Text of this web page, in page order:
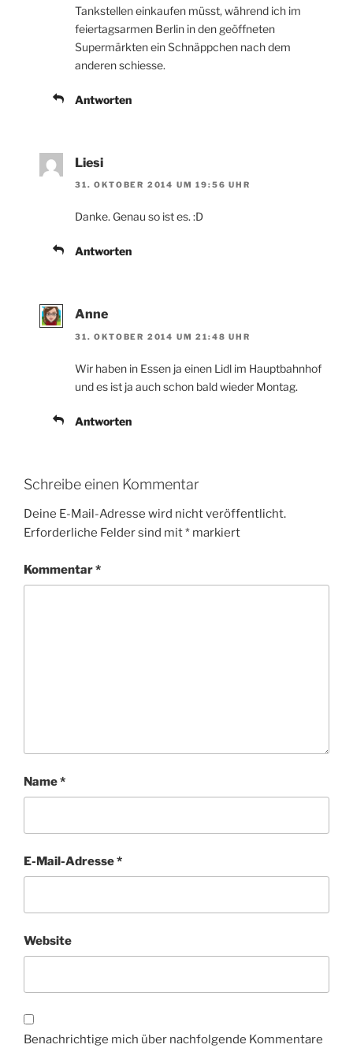
Tankstellen einkaufen müsst, während ich im
feiertagsarmen Berlin in den geöffneten
Supermärkten ein Schnäppchen nach dem
anderen schiesse.
Antworten
Liesi
31. OKTOBER 2014 UM 19:56 UHR
Danke. Genau so ist es. :D
Antworten
Anne
31. OKTOBER 2014 UM 21:48 UHR
Wir haben in Essen ja einen Lidl im Hauptbahnhof
und es ist ja auch schon bald wieder Montag.
Antworten
Schreibe einen Kommentar
Deine E-Mail-Adresse wird nicht veröffentlicht.
Erforderliche Felder sind mit* markiert
Kommentar*
Name*
E-Mail-Adresse*
Website
Benachrichtige mich über nachfolgende Kommentare